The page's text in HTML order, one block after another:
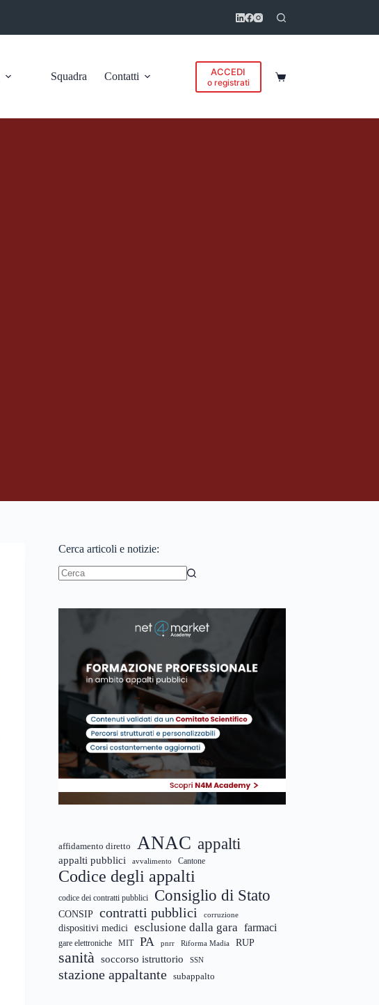
Squadra Contatti ACCEDI
o registrati Carrello
Cerca articoli e notizie:
affidamento diretto ANAC appalti
appalti pubblici avvalimento Cantone
Codice degli appalti
codice dei contratti pubblici Consiglio di Stato
CONSIP contratti pubblici corruzione
dispositivi medici esclusione dalla gara farmaci
gare elettroniche MIT PA pnrr Riforma Madia RUP
sanità soccorso istruttorio SSN
stazione appaltante subappalto